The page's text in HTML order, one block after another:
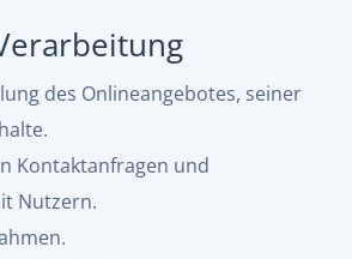
des Onlineangebotes, seiner
Kontaktanfragen und
Nutzern.